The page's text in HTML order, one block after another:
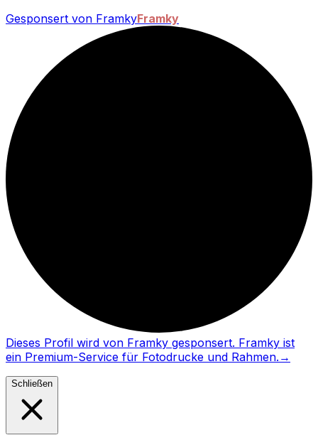
Gesponsert von FramkyFramky
Dieses Profil wird von Framky gesponsert. Framky ist
ein Premium-Service für Fotodrucke und Rahmen. →
Schließen